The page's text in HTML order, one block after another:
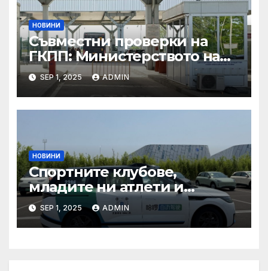
в Копенхаген
НОВИНИ
Съвместни проверки на
ГКПП: Министерството на
туризма и контролните
органи откриха нарушения
при пътувания
SEP 1, 2025 ADMIN
НОВИНИ
Спортните клубове,
младите ни атлети и
техните треньори имат
нужда от нашата подкрепа
и ние ще им я осигурим
SEP 1, 2025 ADMIN